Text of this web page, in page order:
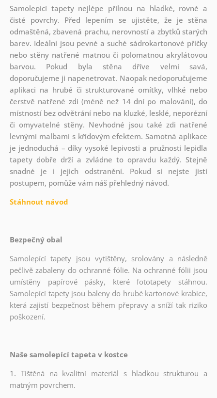
Samolepicí tapety nejlépe přilnou na hladké, rovné a
čisté povrchy. Před lepením se ujistěte, že je stěna
odmaštěná, zbavená prachu, nerovností a zbytků starých
barev. Ideální jsou pevné a suché sádrokartonové příčky
nebo stěny natřené matnou či polomatnou akrylátovou
barvou. Pokud byla stěna dříve velmi savá,
doporučujeme ji napenetrovat. Naopak nedoporučujeme
aplikaci na hrubé či strukturované omítky, vlhké nebo
čerstvě natřené zdi (méně než 14 dní po malování), do
místností bez odvětrání nebo na kluzké, lesklé, neporézní
či omyvatelné stěny. Nevhodné jsou také zdi natřené
levnými malbami s křídovým efektem. Samotná aplikace
je jednoduchá – díky vysoké lepivosti a pružnosti lepidla
tapety dobře drží a zvládne to opravdu každý. Stejně
snadné je i jejich odstranění. Pokud si nejste jistí
postupem, pomůže vám náš přehledný návod.
Stáhnout návod
Bezpečný obal
Samolepící tapety jsou vytištěny, srolovány a následně
pečlivě zabaleny do ochranné fólie. Na ochranné fólii jsou
umístěny papírové pásky, které fototapety stáhnou.
Samolepící tapety jsou baleny do hrubé kartonové krabice,
která zajistí bezpečnost během přepravy a sníží tak riziko
poškození.
Naše samolepící tapeta v kostce
1. Tištěná na kvalitní materiál s hladkou strukturou a
matným povrchem.